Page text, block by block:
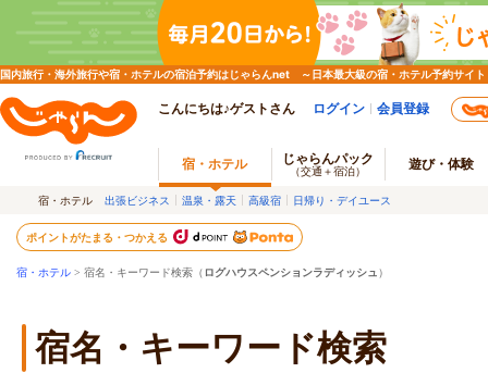
国内旅行・海外旅行や宿・ホテルの宿泊予約はじゃらんnet ～日本最大級の宿・ホテル予約サイト
こんにちは♪ゲストさん ログイン 会員登録
宿・ホテル じゃらんパック
（交通＋宿泊） 遊び・体験
宿・ホテル 出張ビジネス 温泉・露天 高級宿 日帰り・デイユース
ポイントがたまる・つかえる
宿・ホテル > 宿名・キーワード検索（ ログハウスペンションラディッシュ ）
宿名・キーワード検索